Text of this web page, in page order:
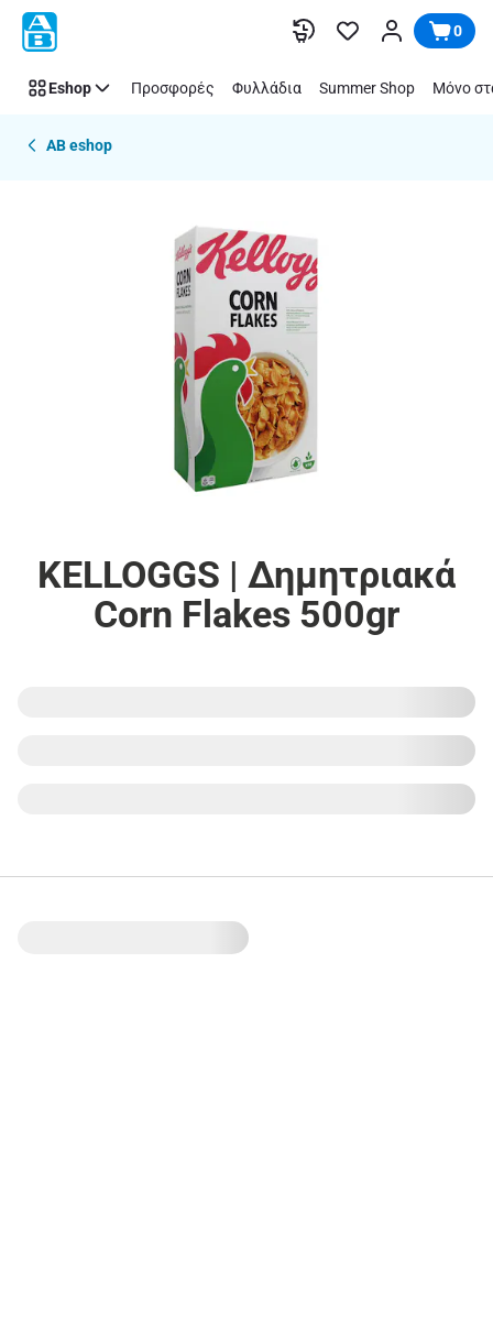
Παράλειψη 0
Eshop Προσφορές Φυλλάδια Summer Shop Μόνο
AB eshop
KELLOGGS | Δημητριακά
Corn Flakes 500gr